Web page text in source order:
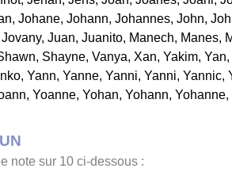
, Johane, Johann, Johannes, John,
Jovany, Juan, Juanito, Manech, Manes,
, Shayne, Vanya, Xan, Yakim, Yan,
, Yann, Yanne, Yanni, Yanni, Yannic,
, Yoanne, Yohan, Yohann, Yohanne,
note sur 10 ci-dessous :